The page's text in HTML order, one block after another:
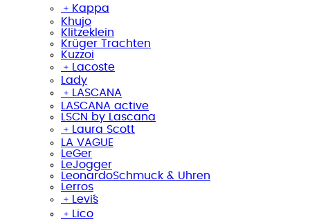
﹢ Kappa
Khujo
Klitzeklein
Krüger Trachten
Kuzzoi
﹢
Lacoste
Lady
﹢
LASCANA
LASCANA active
LSCN by Lascana
﹢
Laura Scott
LA VAGUE
LeGer
LeJogger
LeonardoSchmuck & Uhren
Lerros
﹢
Levi´s
﹢
Lico